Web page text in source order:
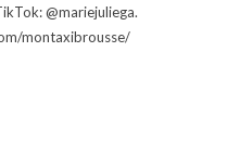
@mariejuliega.
montaxibrousse/